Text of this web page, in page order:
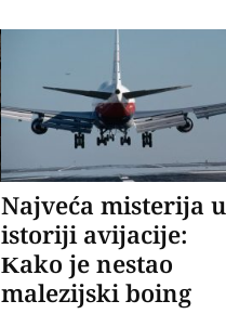
Najveća misterija u
istoriji avijacije:
Kako je nestao
malezijski boing